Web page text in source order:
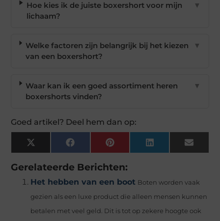
Hoe kies ik de juiste boxershort voor mijn
lichaam?
▼
Welke factoren zijn belangrijk bij het kiezen
van een boxershort?
▼
Waar kan ik een goed assortiment heren
boxershorts vinden?
▼
Goed artikel? Deel hem dan op:
X
(Twitter)
FacebookPinterest LinkedIn Email
Gerelateerde Berichten:
Het hebben van een boot Boten worden vaak
gezien als een luxe product die alleen mensen kunnen
betalen met veel geld. Dit is tot op zekere hoogte ook